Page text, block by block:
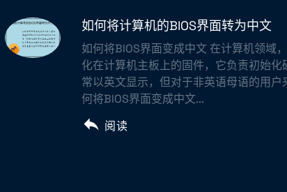
如何将计算机的BIOS界面转为中文
如何将BIOS界面变成中文 在计算机领
化在计算机主板上的固件，它负责初始
常以英文显示，但对于非英语母语的用
何将BIOS界面变成中文...
阅读